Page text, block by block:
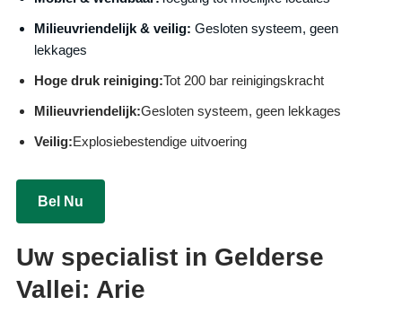
Milieuvriendelijk & veilig: Gesloten systeem, geen
lekkages
Hoge druk reiniging:Tot 200 bar reinigingskracht
Milieuvriendelijk:Gesloten systeem, geen lekkages
Veilig:Explosiebestendige uitvoering
Bel Nu
Uw specialist in Gelderse
Vallei: Arie